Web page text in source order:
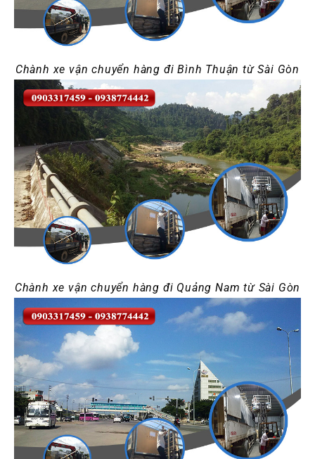
Chành xe vận chuyển hàng đi Bình Thuận từ Sài Gòn
Chành xe vận chuyển hàng đi Quảng Nam từ Sài Gòn